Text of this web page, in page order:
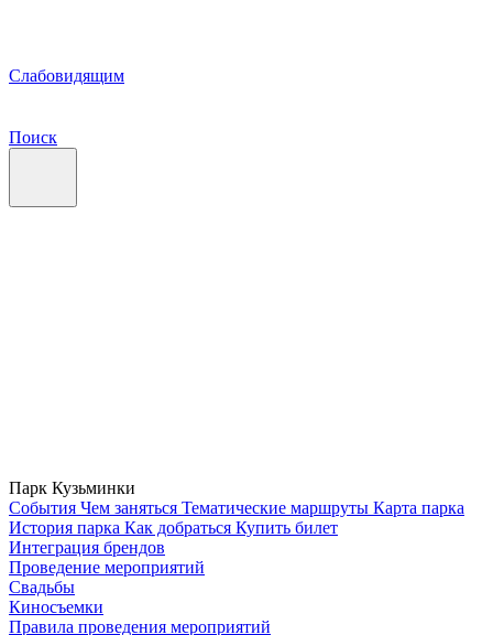
Слабовидящим
Поиск
Парк Кузьминки
Cобытия Чем заняться Тематические маршруты Карта парка
История парка Как добраться Купить билет
Интеграция брендов
Проведение мероприятий
Свадьбы
Киносъемки
Правила проведения мероприятий